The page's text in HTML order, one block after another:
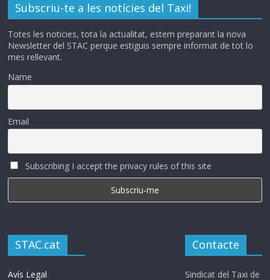
Subscriu-te a les notícies del Taxi!
Totes les noticies, tota la actualitat, estem preparant la nova
Newsletter del STAC perque estiguis sempre informat de tot lo
mes rellevant.
Name
Email
Subscribing I accept the privacy rules of this site
STAC.cat
Avís Legal
Contacte
Sindicat del Taxi de